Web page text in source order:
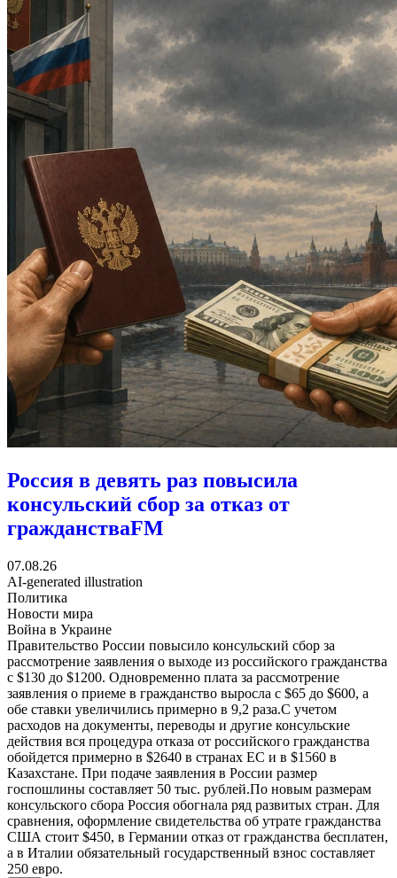
Россия в девять раз повысила
консульский сбор за отказ от
гражданстваFM
07.08.26
AI-generated illustration
Политика
Новости мира
Война в Украине
Правительство России повысило консульский сбор за
рассмотрение заявления о выходе из российского гражданства
с $130 до $1200. Одновременно плата за рассмотрение
заявления о приеме в гражданство выросла с $65 до $600, а
обе ставки увеличились примерно в 9,2 раза.C учетом
расходов на документы, переводы и другие консульские
действия вся процедура отказа от российского гражданства
обойдется примерно в $2640 в странах ЕС и в $1560 в
Казахстане. При подаче заявления в России размер
госпошлины составляет 50 тыс. рублей.По новым размерам
консульского сбора Россия обогнала ряд развитых стран. Для
сравнения, оформление свидетельства об утрате гражданства
США стоит $450, в Германии отказ от гражданства бесплатен,
а в Италии обязательный государственный взнос составляет
250 евро.